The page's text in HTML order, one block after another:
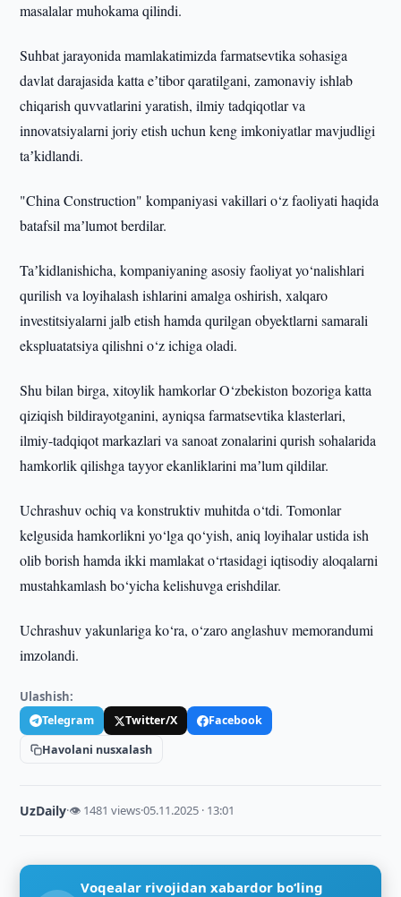
masalalar muhokama qilindi.
Suhbat jarayonida mamlakatimizda farmatsevtika sohasiga
davlat darajasida katta eʼtibor qaratilgani, zamonaviy ishlab
chiqarish quvvatlarini yaratish, ilmiy tadqiqotlar va
innovatsiyalarni joriy etish uchun keng imkoniyatlar mavjudligi
taʼkidlandi.
"China Construction" kompaniyasi vakillari o‘z faoliyati haqida
batafsil maʼlumot berdilar.
Taʼkidlanishicha, kompaniyaning asosiy faoliyat yo‘nalishlari
qurilish va loyihalash ishlarini amalga oshirish, xalqaro
investitsiyalarni jalb etish hamda qurilgan obyektlarni samarali
ekspluatatsiya qilishni o‘z ichiga oladi.
Shu bilan birga, xitoylik hamkorlar O‘zbekiston bozoriga katta
qiziqish bildirayotganini, ayniqsa farmatsevtika klasterlari,
ilmiy-tadqiqot markazlari va sanoat zonalarini qurish sohalarida
hamkorlik qilishga tayyor ekanliklarini maʼlum qildilar.
Uchrashuv ochiq va konstruktiv muhitda o‘tdi. Tomonlar
kelgusida hamkorlikni yo‘lga qo‘yish, aniq loyihalar ustida ish
olib borish hamda ikki mamlakat o‘rtasidagi iqtisodiy aloqalarni
mustahkamlash bo‘yicha kelishuvga erishdilar.
Uchrashuv yakunlariga ko‘ra, o‘zaro anglashuv memorandumi
imzolandi.
Ulashish:
Telegram Twitter/X
Facebook
Havolani nusxalash
UzDaily·👁 1481 views·05.11.2025 · 13:01
Voqealar rivojidan xabardor bo‘ling